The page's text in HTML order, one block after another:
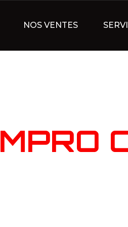
NOS VENTES
MPRO